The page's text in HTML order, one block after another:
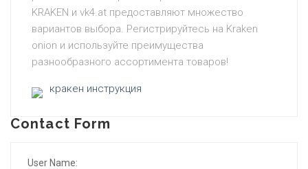
KRAKEN и vk4.at предоставляют множество
вариантов выбора. Регистрируйтесь на Kraken
onion и используйте преимущества
разнообразного ассортимента товаров!
кракен инструкция
Contact Form
User Name: